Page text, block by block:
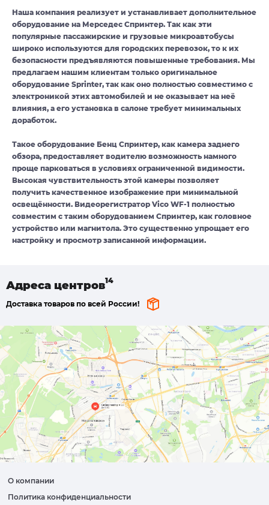
Наша компания реализует и устанавливает дополнительное
оборудование на Мерседес Спринтер. Так как эти
популярные пассажирские и грузовые микроавтобусы
широко используются для городских перевозок, то к их
безопасности предъявляются повышенные требования. Мы
предлагаем нашим клиентам только оригинальное
оборудование Sprinter, так как оно полностью совместимо с
электроникой этих автомобилей и не оказывает на неё
влияния, а его установка в салоне требует минимальных
доработок.
Такое оборудование Бенц Спринтер, как камера заднего
обзора, предоставляет водителю возможность намного
проще парковаться в условиях ограниченной видимости.
Высокая чувствительность этой камеры позволяет
получить качественное изображение при минимальной
освещённости. Видеорегистратор Vico WF-1 полностью
совместим с таким оборудованием Спринтер, как головное
устройство или магнитола. Это существенно упрощает его
настройку и просмотр записанной информации.
Адреса центров
Доставка товаров по всей России!
О компании
Политика конфиденциальности